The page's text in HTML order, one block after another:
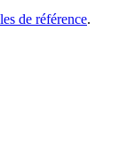
de référence.